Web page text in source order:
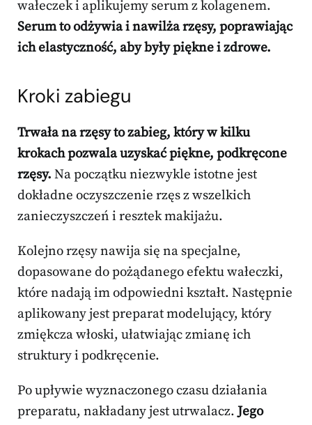
wałeczek i aplikujemy serum z kolagenem.
Serum to odżywia i nawilża rzęsy, poprawiając
ich elastyczność, aby były piękne i zdrowe.
Kroki zabiegu
Trwała na rzęsy to zabieg, który w kilku
krokach pozwala uzyskać piękne, podkręcone
rzęsy. Na początku niezwykle istotne jest
dokładne oczyszczenie rzęs z wszelkich
zanieczyszczeń i resztek makijażu.
Kolejno rzęsy nawija się na specjalne,
dopasowane do pożądanego efektu wałeczki,
które nadają im odpowiedni kształt. Następnie
aplikowany jest preparat modelujący, który
zmiękcza włoski, ułatwiając zmianę ich
struktury i podkręcenie.
Po upływie wyznaczonego czasu działania
preparatu, nakładany jest utrwalacz. Jego